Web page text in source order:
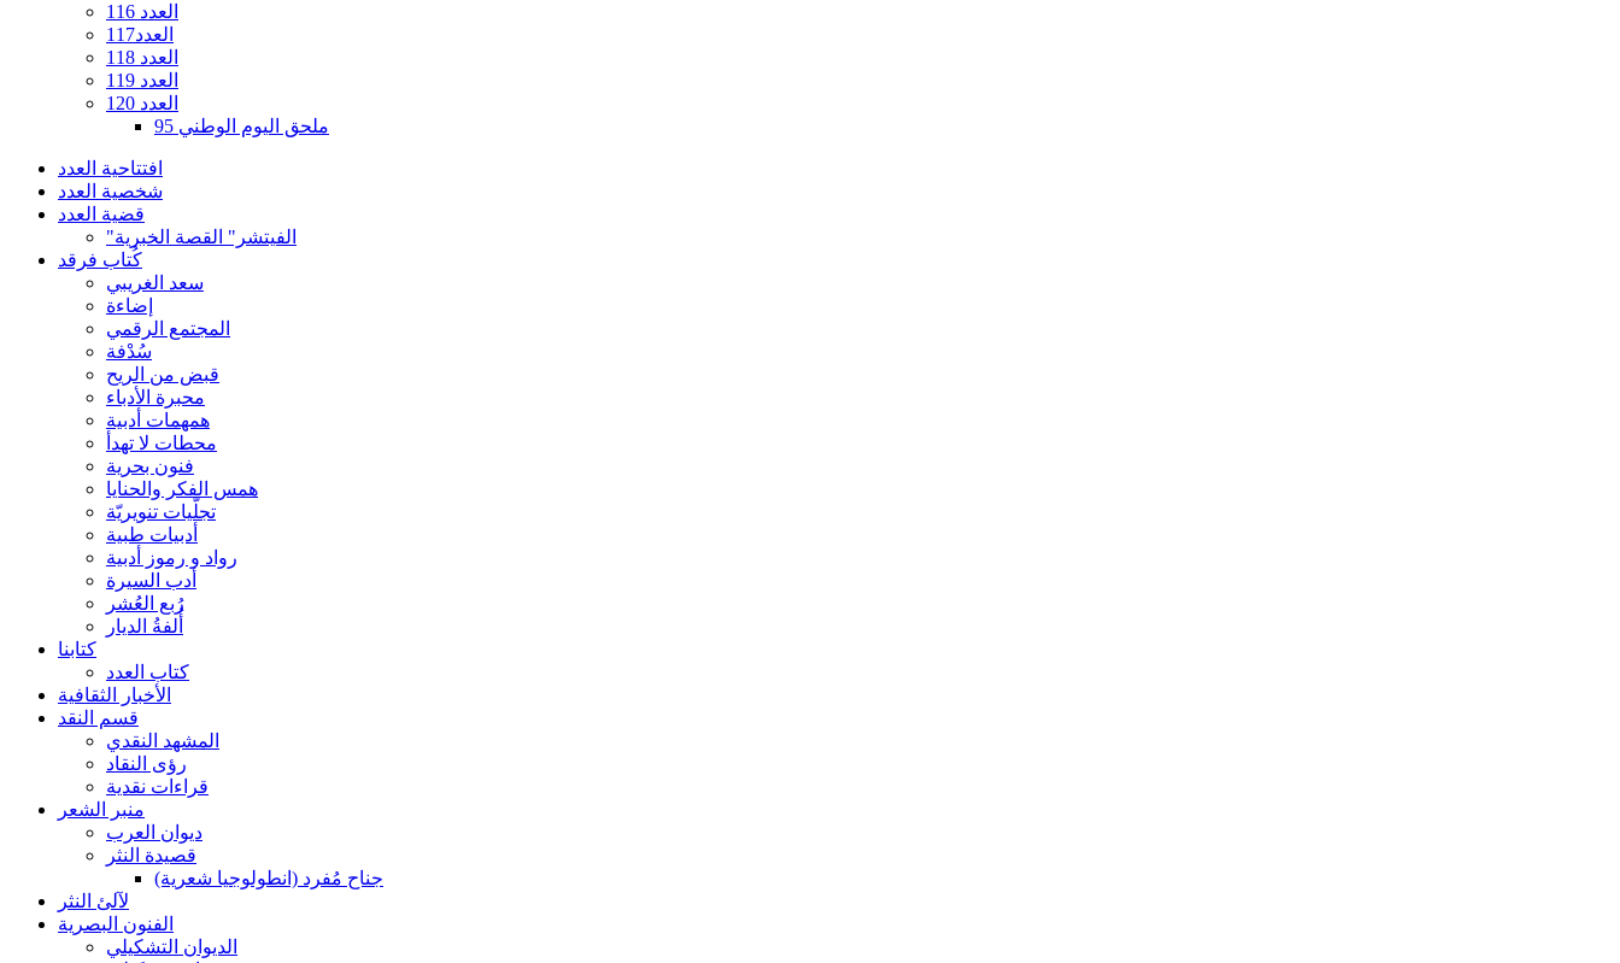
العدد 116
العدد117
العدد 118
العدد 119
العدد 120
ملحق اليوم الوطني 95
افتتاحية العدد
شخصية العدد
قضية العدد
"الفيتشر" القصة الخبرية
كُتاب فرقد
سعد الغريبي
إضاءة
المجتمع الرقمي
سُدْفة
قبض من الريح
محبرة الأدباء
همهمات أدبية
محطات لا تهدأ
فنون بحرية
همس الفكر والحنايا
تجلّيات تنويريّة
أدبيات طبية
رواد و رموز أدبية
أدب السيرة
رُبع العُشر
أُلفةُ الديار
كتابنا
كتاب العدد
الأخبار الثقافية
قسم النقد
المشهد النقدي
رؤى النقاد
قراءات نقدية
منبر الشعر
ديوان العرب
قصيدة النثر
جناح مُفرد (انطولوجيا شعرية)
لآلئ النثر
الفنون البصرية
الديوان التشكيلي